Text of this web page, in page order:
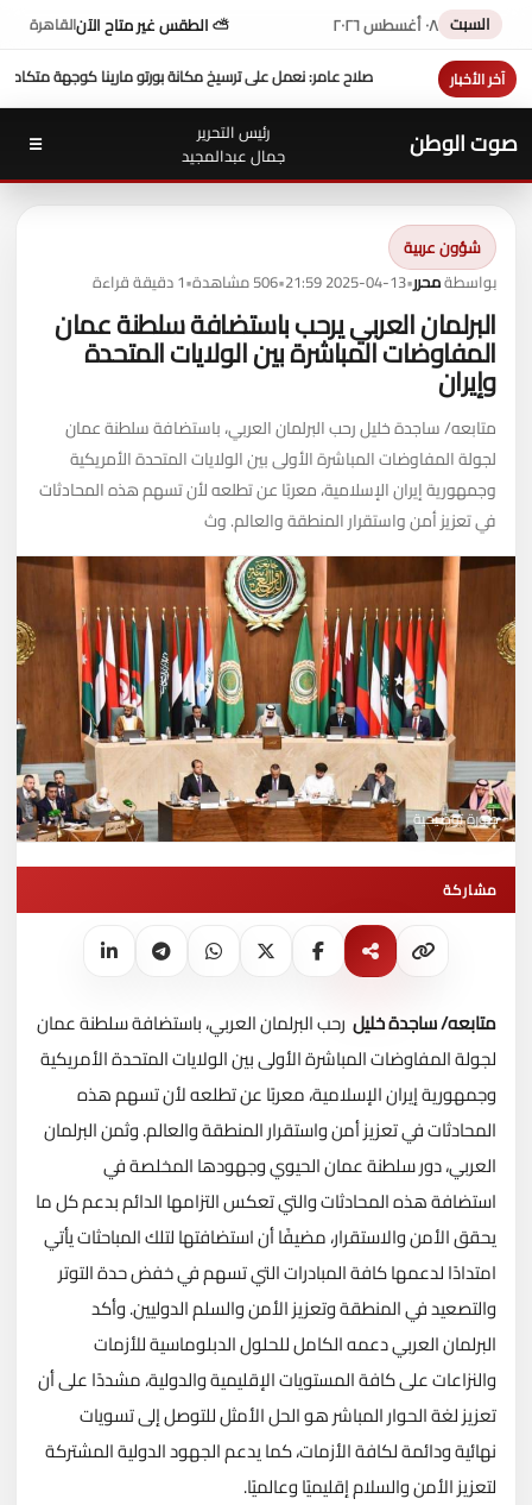
السبت ٠٨ أغسطس ٢٠٢٦ ⛅ الطقس غير متاح الآنالقاهرة
آخر الأخبار
للتيسير عليعزاء واجب ..بورتو مارينا كوجهة متكاملة لسياحة اليخوت في مصر
صوت الوطن
رئيس التحرير
جمال عبدالمجيد
☰
شؤون عربية
بواسطةمحرر•
2025-04-13 21:59
•506 مشاهدة •1 دقيقة قراءة
البرلمان العربي يرحب باستضافة سلطنة عمان
المفاوضات المباشرة بين الولايات المتحدة
وإيران
متابعه/ ساجدة خليل رحب البرلمان العربي، باستضافة سلطنة عمان
لجولة المفاوضات المباشرة الأولى بين الولايات المتحدة الأمريكية
وجمهورية إيران الإسلامية، معربًا عن تطلعه لأن تسهم هذه المحادثات
في تعزيز أمن واستقرار المنطقة والعالم. وث
صورة توضيحية
مشاركة
متابعه/ ساجدة خليل رحب البرلمان العربي، باستضافة سلطنة عمان
لجولة المفاوضات المباشرة الأولى بين الولايات المتحدة الأمريكية
وجمهورية إيران الإسلامية، معربًا عن تطلعه لأن تسهم هذه
المحادثات في تعزيز أمن واستقرار المنطقة والعالم. وثمن البرلمان
العربي، دور سلطنة عمان الحيوي وجهودها المخلصة في
استضافة هذه المحادثات والتي تعكس التزامها الدائم بدعم كل ما
يحقق الأمن والاستقرار، مضيفًا أن استضافتها لتلك المباحثات يأتي
امتدادًا لدعمها كافة المبادرات التي تسهم في خفض حدة التوتر
والتصعيد في المنطقة وتعزيز الأمن والسلم الدوليين. وأكد
البرلمان العربي دعمه الكامل للحلول الدبلوماسية للأزمات
والنزاعات على كافة المستويات الإقليمية والدولية، مشددًا على أن
تعزيز لغة الحوار المباشر هو الحل الأمثل للتوصل إلى تسويات
نهائية ودائمة لكافة الأزمات، كما يدعم الجهود الدولية المشتركة
لتعزيز الأمن والسلام إقليميًا وعالميًا.